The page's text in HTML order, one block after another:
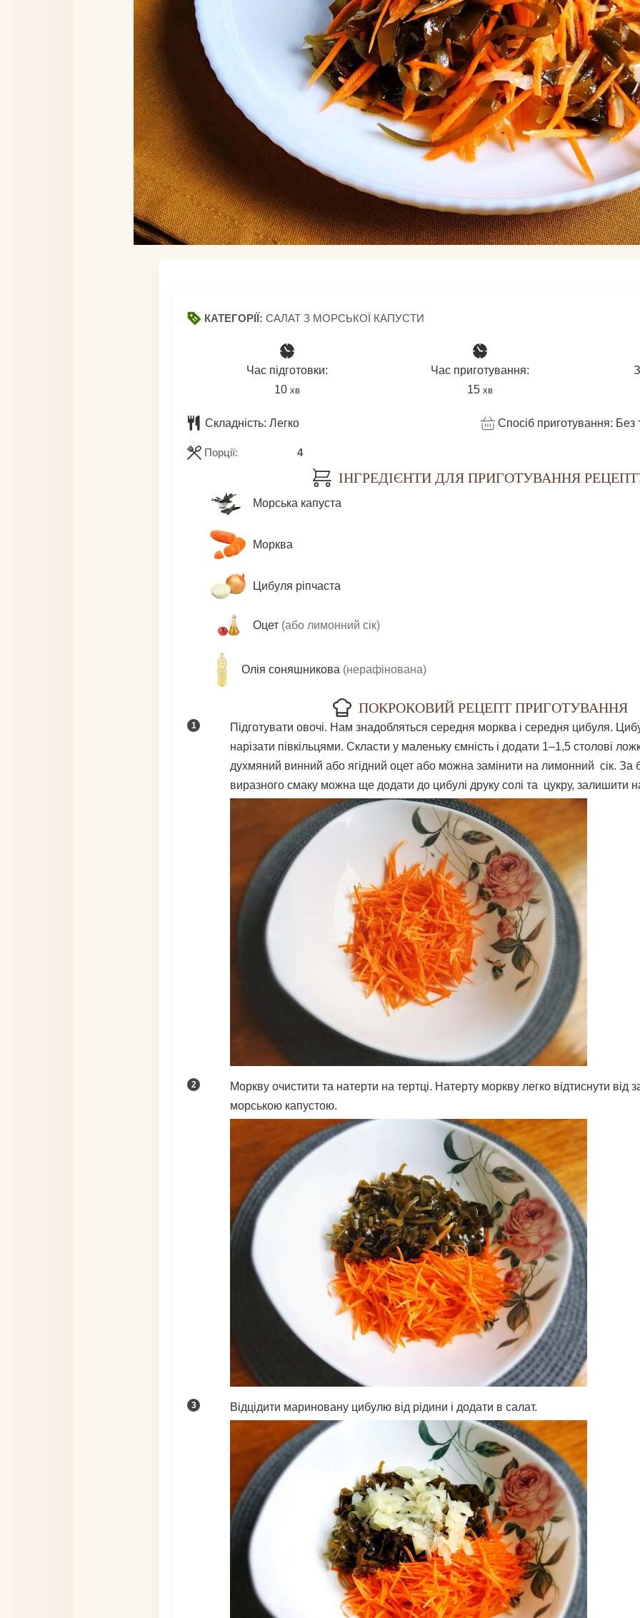
КАТЕГОРІЇ: САЛАТ З МОРСЬКОЇ КАПУСТИ
Час підготовки:
10хвилин
хв
Час приготування:
15хвилин
хв
Складність: Легко Спосіб приготування: Без
Порції: 4
ІНГРЕДІЄНТИ ДЛЯ ПРИГОТУВАННЯ
Морська капуста
Морква
Цибуля ріпчаста
Оцет (або лимонний сік)
Олія соняшникова (нерафінована)
ПОКРОКОВИЙ РЕЦЕПТ ПРИГОТУВАННЯ
Підготувати овочі. Нам знадобляться середня морква і середня цибуля.
нарізати півкільцями. Скласти у маленьку ємність і додати 1–1,5 столові
духмяний винний або ягідний оцет або можна замінити на лимонний сік.
виразного смаку можна ще додати до цибулі друку солі та цукру, залишити
Моркву очистити та натерти на тертці. Натерту моркву легко відтиснути від
морською капустою.
Відцідити мариновану цибулю від рідини і додати в салат.